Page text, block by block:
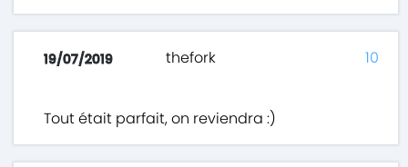
19/07/2019 thefork
Tout était parfait, on reviendra :)
10